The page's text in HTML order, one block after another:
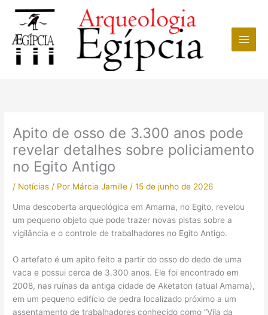
conteúdo
Apito de osso de 3.300 anos pode
revelar detalhes sobre policiamento
no Egito Antigo
/ Notícias / Por Márcia Jamille /15 de junho de 2026
Uma descoberta arqueológica em Amarna, no Egito, revelou
um pequeno objeto que pode trazer novas pistas sobre a
vigilância e o controle de trabalhadores no Egito Antigo.
O artefato é um apito feito a partir do osso do dedo de uma
vaca e possui cerca de 3.300 anos. Ele foi encontrado em
2008, nas ruínas da antiga cidade de Aketaton (atual Amarna),
em um pequeno edifício de pedra localizado próximo a um
assentamento de trabalhadores conhecido como “Vila da